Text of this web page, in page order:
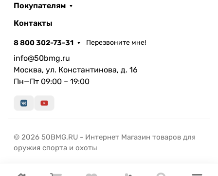
Покупателям
Контакты
8 800 302-73-31 Перезвоните мне!
info@50bmg.ru
Москва, ул. Константинова, д. 16
Пн—Пт 09:00 – 19:00
© 2026 50BMG.RU - Интернет Магазин товаров для
оружия спорта и охоты